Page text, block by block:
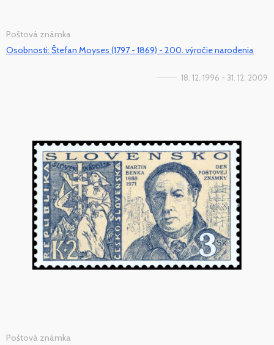
Poštová známka
Osobnosti: Štefan Moyses (1797 - 1869) - 200. výročie narodenia
18. 12. 1996 - 31. 12. 2009
Poštová známka